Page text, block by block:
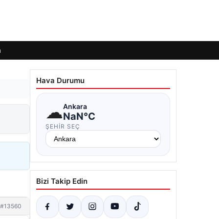
#13560
Hava Durumu
☁Ankara
NaN°C
ŞEHIR SEÇ
Bizi Takip Edin